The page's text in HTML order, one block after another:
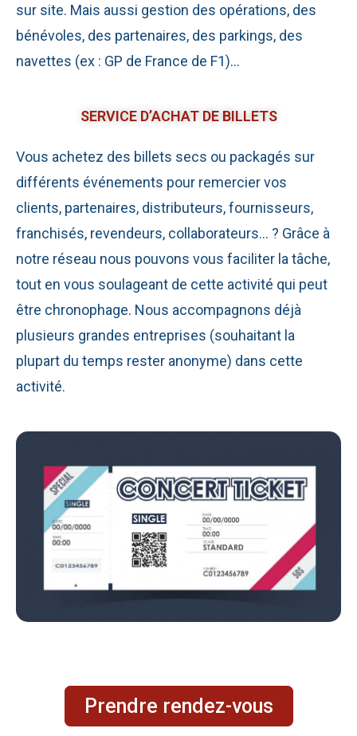
sur site. Mais aussi gestion des opérations, des
bénévoles, des partenaires, des parkings, des
navettes (ex : GP de France de F1)…
SERVICE D’ACHAT DE BILLETS
Vous achetez des billets secs ou packagés sur
différents événements pour remercier vos
clients, partenaires, distributeurs, fournisseurs,
franchisés, revendeurs, collaborateurs… ? Grâce à
notre réseau nous pouvons vous faciliter la tâche,
tout en vous soulageant de cette activité qui peut
être chronophage. Nous accompagnons déjà
plusieurs grandes entreprises (souhaitant la
plupart du temps rester anonyme) dans cette
activité.
Prendre rendez-vous